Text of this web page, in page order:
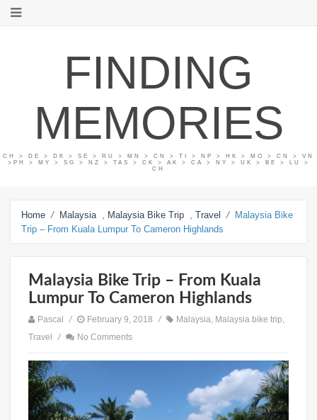
FINDING
MEMORIES
CH > DE > DK > SE > RU > MN > CN > TI > NP > HK > MO > CN > VN
>PH > MY > SG > NZ > TAS > CK > AK > CA > NY > UK > BE > LU >
CH
Home / Malaysia Malaysia Bike Trip Travel / Malaysia Bike
Trip – From Kuala Lumpur To Cameron Highlands
Malaysia Bike Trip – From Kuala
Lumpur To Cameron Highlands
Pascal / February 9, 2018 / Malaysia, Malaysia bike trip,
Travel
/ No Comments